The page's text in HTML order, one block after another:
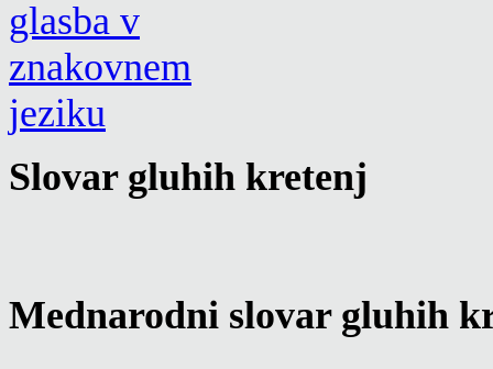
Slovar gluhih kretenj
Mednarodni slovar gluhih